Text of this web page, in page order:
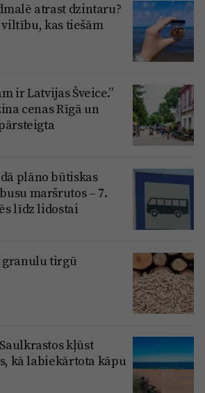
atrast dzintaru?
kas tiešām
ir Latvijas Šveice.”
cenas Rīgā un
plāno būtiskas
maršrutos – 7.
līdz lidostai
granulu tirgū
kļūst
kā labiekārtota kāpu